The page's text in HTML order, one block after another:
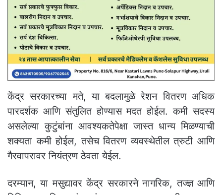
केंद्र सरकारच्या मते, या बदलामुळे रेशन वितरण अधिक
पारदर्शक आणि संतुलित होण्यास मदत होईल. कमी सदस्य
असलेल्या कुटुंबांना आवश्यकतेपेक्षा जास्त धान्य मिळण्याची
शक्यता कमी होईल, तसेच वितरण व्यवस्थेतील त्रुटी आणि
गैरवापरावर नियंत्रण ठेवता येईल.
दरम्यान, या मसुद्यावर केंद्र सरकारने नागरिक, तज्ज्ञ आणि